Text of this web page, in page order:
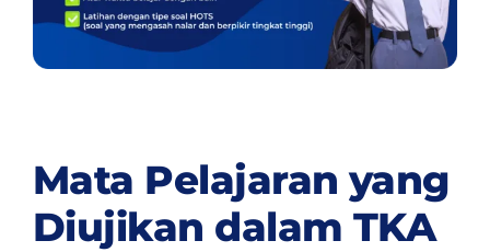
Mata Pelajaran yang
Diujikan dalam TKA